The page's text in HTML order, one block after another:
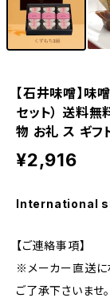
【石井味噌】味
セット） 送料
物 お礼 ス ギフ
¥2,916
International
【ご連絡事項】
※メーカー直送に
ご了承下さいませ。